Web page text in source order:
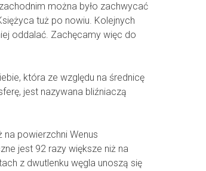
można było zachwycać
tuż po nowiu. Kolejnych
oddalać. Zachęcamy więc do
która ze względu na średnicę
jest nazywana bliźniaczą
powierzchni Wenus
jest 92 razy większe niż na
z dwutlenku węgla unoszą się